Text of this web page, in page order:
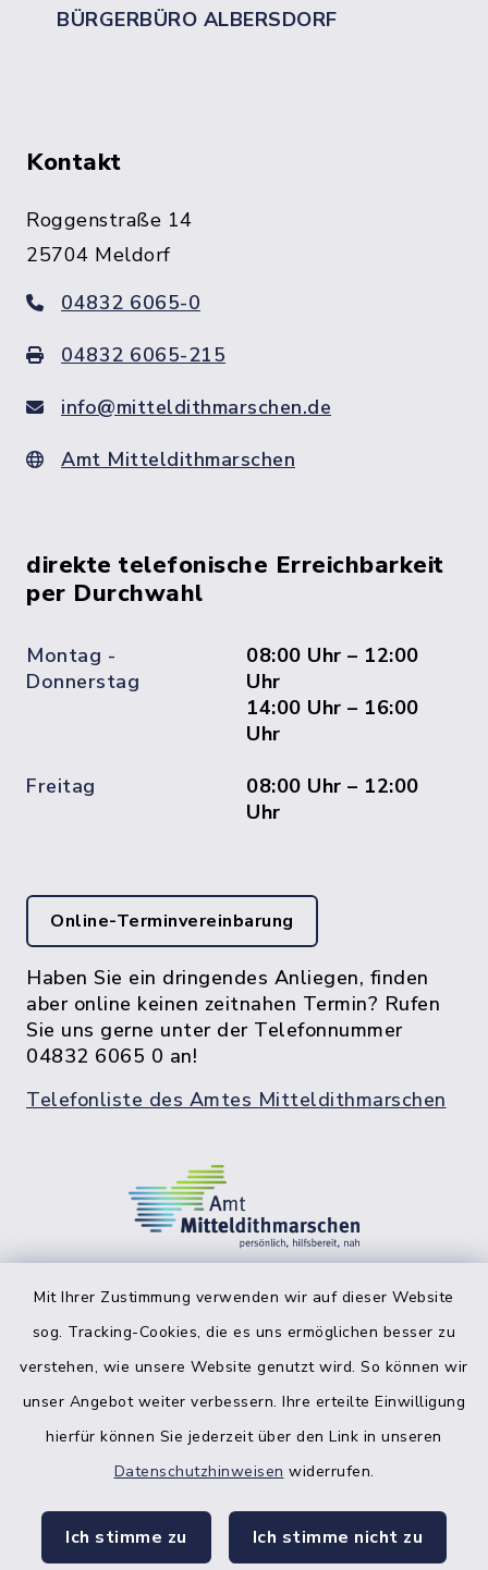
Mit Ihrer Zustimmung verwenden wir auf dieser Website
sog. Tracking-Cookies, die es uns ermöglichen besser zu
verstehen, wie unsere Website genutzt wird. So können wir
unser Angebot weiter verbessern. Ihre erteilte Einwilligung
hierfür können Sie jederzeit über den Link in unseren
Datenschutzhinweisen widerrufen.
Ich stimme zu Ich stimme nicht zu
BÜRGERBÜRO ALBERSDORF
Kontakt
Roggenstraße 14
25704 Meldorf
04832 6065-0
04832 6065-215
info@mitteldithmarschen.de
Amt Mitteldithmarschen
direkte telefonische Erreichbarkeit
per Durchwahl
Montag -
Donnerstag
08:00 Uhr – 12:00
Uhr
14:00 Uhr – 16:00
Uhr
Freitag
08:00 Uhr – 12:00
Uhr
Online-Terminvereinbarung
Haben Sie ein dringendes Anliegen, finden
aber online keinen zeitnahen Termin? Rufen
Sie uns gerne unter der Telefonnummer
04832 6065 0 an!
Telefonliste des Amtes Mitteldithmarschen
facebook
Bankverbindung der Amtskasse
Kontakt